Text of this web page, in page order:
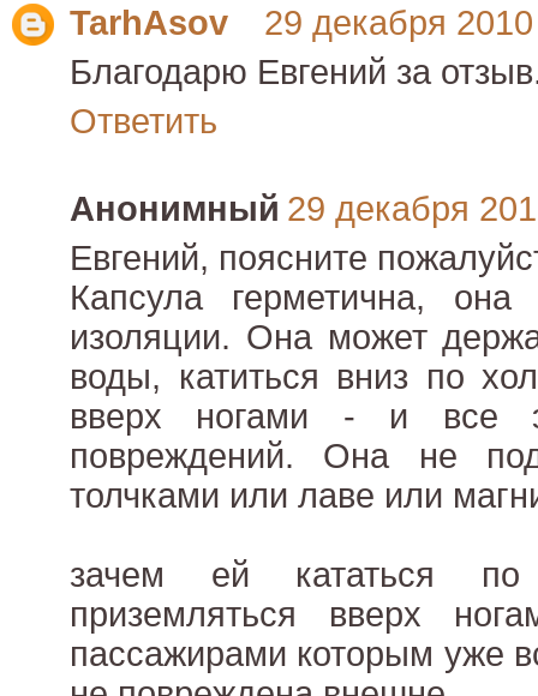
TarhAsov
29 декабря 2010
Благодарю Евгений за
Ответить
Анонимный 29 декабря
Евгений, поясните
Капсула герметична,
изоляции. Она может
воды, катиться вниз по
вверх ногами - и все
повреждений. Она не
толчками или лаве или
зачем ей кататься
приземляться вверх
пассажирами которым уже